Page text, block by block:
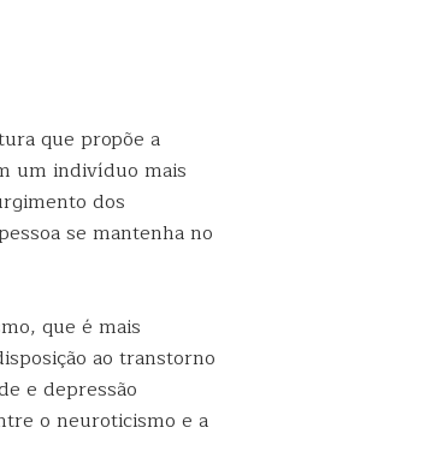
que propõe a
um indivíduo mais
dos
se mantenha no
que é mais
ao transtorno
e depressão
o neuroticismo e a